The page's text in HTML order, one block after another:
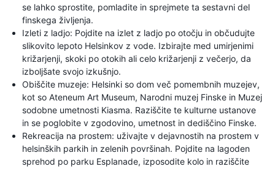
se lahko sprostite, pomladite in sprejmete ta sestavni del
finskega življenja.
Izleti z ladjo: Pojdite na izlet z ladjo po otočju in občudujte
slikovito lepoto Helsinkov z vode. Izbirajte med umirjenimi
križarjenji, skoki po otokih ali celo križarjenji z večerjo, da
izboljšate svojo izkušnjo.
Obiščite muzeje: Helsinki so dom več pomembnih muzejev,
kot so Ateneum Art Museum, Narodni muzej Finske in Muzej
sodobne umetnosti Kiasma. Raziščite te kulturne ustanove
in se poglobite v zgodovino, umetnost in dediščino Finske.
Rekreacija na prostem: uživajte v dejavnostih na prostem v
helsinških parkih in zelenih površinah. Pojdite na lagoden
sprehod po parku Esplanade, izposodite kolo in raziščite